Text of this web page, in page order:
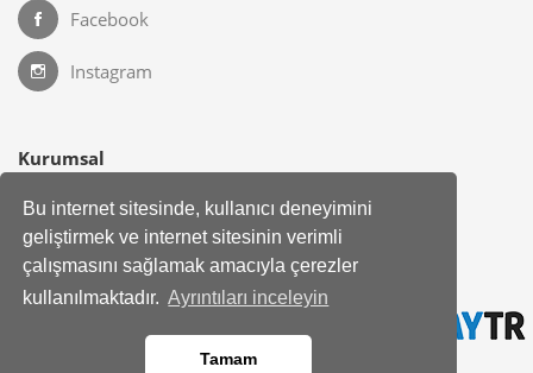
Bu internet sitesinde, kullanıcı deneyimini
geliştirmek ve internet sitesinin verimli
çalışmasını sağlamak amacıyla çerezler
kullanılmaktadır. Ayrıntıları inceleyin
Tamam
Facebook
Instagram
Kurumsal
Banka Hesap Bilgileri
Site Haritası
Bayimiz Olun
İletişim